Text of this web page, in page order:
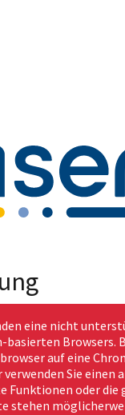
eine nicht
basierten Browsers.
auf eine
verwenden Sie einen
Funktionen oder
stehen